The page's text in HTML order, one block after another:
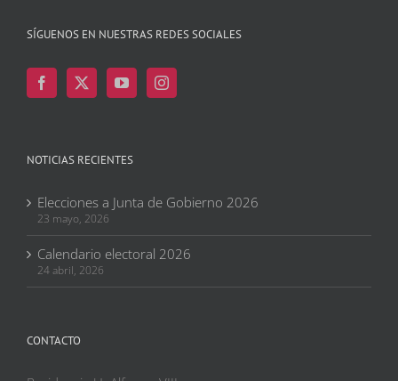
SÍGUENOS EN NUESTRAS REDES SOCIALES
NOTICIAS RECIENTES
Elecciones a Junta de Gobierno 2026
23 mayo, 2026
Calendario electoral 2026
24 abril, 2026
CONTACTO